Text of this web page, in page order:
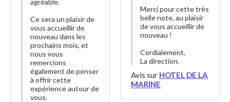
agréable.
Ce sera un plaisir de
vous accueillir de
nouveau dans les
prochains mois, et
nous vous
remercions
également de penser
à offrir cette
expérience autour de
vous.
Merci pour cette très
belle note, au plaisir
de vous accueillir de
nouveau !
Cordialement,
La direction.
Avis sur HOTEL DE LA
MARINE